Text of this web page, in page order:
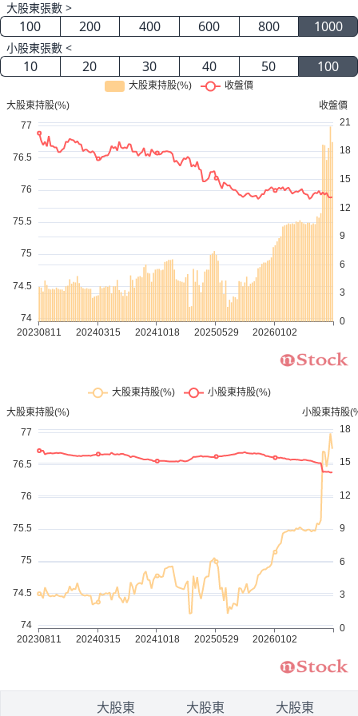
大股東張數 >
100 200 400 600 800 1000
小股東張數 <
10 20 30 40 50 100
大股東 大股東 大股東